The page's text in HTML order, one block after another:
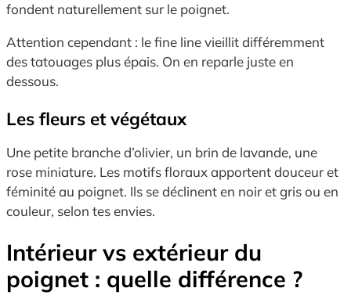
fondent naturellement sur le poignet.
Attention cependant : le fine line vieillit différemment
des tatouages plus épais. On en reparle juste en
dessous.
Les fleurs et végétaux
Une petite branche d’olivier, un brin de lavande, une
rose miniature. Les motifs floraux apportent douceur et
féminité au poignet. Ils se déclinent en noir et gris ou en
couleur, selon tes envies.
Intérieur vs extérieur du
poignet : quelle différence ?